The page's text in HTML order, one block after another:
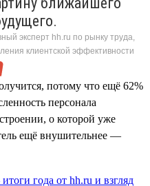
эксперт hh.ru по рынку труда,
клиентской эффективности
потому что ещё 62%
персонала
о которой уже
ещё внушительнее —